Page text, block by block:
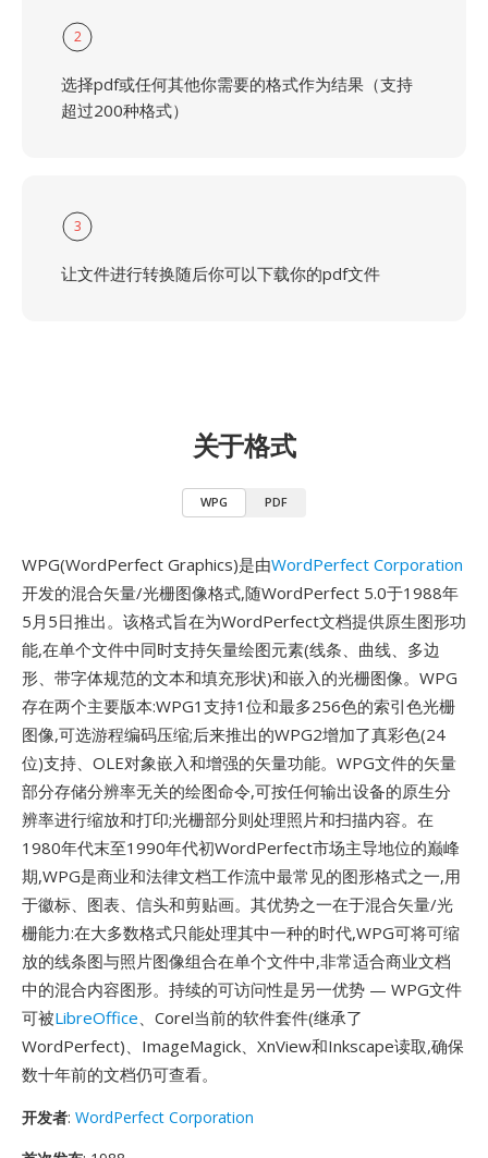
2
选择pdf或任何其他你需要的格式作为结果（支持
超过200种格式）
3
让文件进行转换随后你可以下载你的pdf文件
关于格式
WPG PDF
WPG(WordPerfect Graphics)是由WordPerfect Corporation
开发的混合矢量/光栅图像格式,随WordPerfect 5.0于1988年
5月5日推出。该格式旨在为WordPerfect文档提供原生图形功
能,在单个文件中同时支持矢量绘图元素(线条、曲线、多边
形、带字体规范的文本和填充形状)和嵌入的光栅图像。WPG
存在两个主要版本:WPG1支持1位和最多256色的索引色光栅
图像,可选游程编码压缩;后来推出的WPG2增加了真彩色(24
位)支持、OLE对象嵌入和增强的矢量功能。WPG文件的矢量
部分存储分辨率无关的绘图命令,可按任何输出设备的原生分
辨率进行缩放和打印;光栅部分则处理照片和扫描内容。在
1980年代末至1990年代初WordPerfect市场主导地位的巅峰
期,WPG是商业和法律文档工作流中最常见的图形格式之一,用
于徽标、图表、信头和剪贴画。其优势之一在于混合矢量/光
栅能力:在大多数格式只能处理其中一种的时代,WPG可将可缩
放的线条图与照片图像组合在单个文件中,非常适合商业文档
中的混合内容图形。持续的可访问性是另一优势 — WPG文件
可被LibreOffice、Corel当前的软件套件(继承了
WordPerfect)、ImageMagick、XnView和Inkscape读取,确保
数十年前的文档仍可查看。
开发者: WordPerfect Corporation